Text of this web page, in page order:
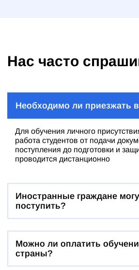
Нас часто
Необходимо ли приезжать
Для обучения личного
работа студентов от подачи
поступления до подготовки и
проводится дистанционно
Иностранные граждане
поступить?
Можно ли оплатить
страны?